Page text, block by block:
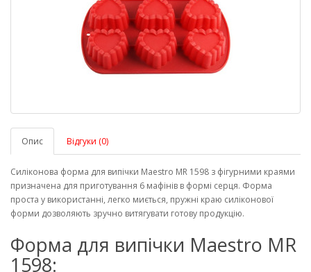
Опис Відгуки (0)
Силіконова форма для випічки Maestro MR 1598 з фігурними краями
призначена для приготування 6 мафінів в формі серця. Форма
проста у використанні, легко миється, пружні краю силіконової
форми дозволяють зручно витягувати готову продукцію.
Форма для випічки Maestro MR
1598: